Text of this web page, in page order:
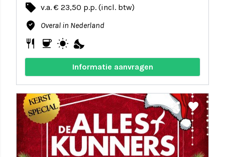
local_offer v.a. € 23,50 p.p. (incl. btw)
where_to_vote Overal in Nederland
restaurant coffee wb_sunny nights_stay
Informatie aanvragen
share favorite